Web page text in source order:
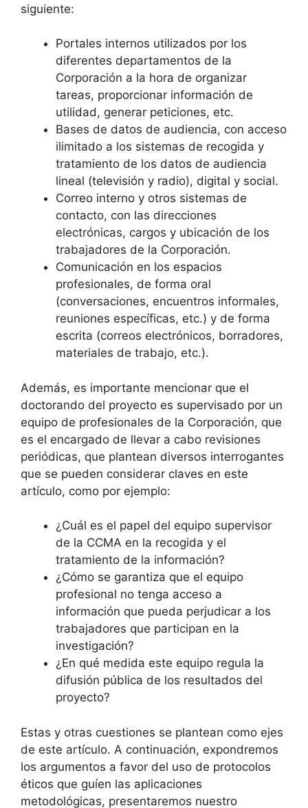
siguiente:
Portales internos utilizados por los
diferentes departamentos de la
Corporación a la hora de organizar
tareas, proporcionar información de
utilidad, generar peticiones, etc.
Bases de datos de audiencia, con acceso
ilimitado a los sistemas de recogida y
tratamiento de los datos de audiencia
lineal (televisión y radio), digital y social.
Correo interno y otros sistemas de
contacto, con las direcciones
electrónicas, cargos y ubicación de los
trabajadores de la Corporación.
Comunicación en los espacios
profesionales, de forma oral
(conversaciones, encuentros informales,
reuniones específicas, etc.) y de forma
escrita (correos electrónicos, borradores,
materiales de trabajo, etc.).
Además, es importante mencionar que el
doctorando del proyecto es supervisado por un
equipo de profesionales de la Corporación, que
es el encargado de llevar a cabo revisiones
periódicas, que plantean diversos interrogantes
que se pueden considerar claves en este
artículo, como por ejemplo:
¿Cuál es el papel del equipo supervisor
de la CCMA en la recogida y el
tratamiento de la información?
¿Cómo se garantiza que el equipo
profesional no tenga acceso a
información que pueda perjudicar a los
trabajadores que participan en la
investigación?
¿En qué medida este equipo regula la
difusión pública de los resultados del
proyecto?
Estas y otras cuestiones se plantean como ejes
de este artículo. A continuación, expondremos
los argumentos a favor del uso de protocolos
éticos que guíen las aplicaciones
metodológicas, presentaremos nuestro